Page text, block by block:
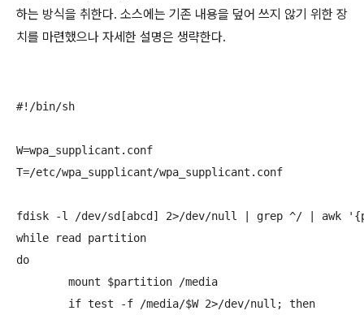
하는 방식을 취한다. 소스에는 기존 내용을 덮어 쓰지 않기 위한 장
치를 마련했으나 자세한 설명은 생략한다.
#!/bin/sh
W=wpa_supplicant.conf
T=/etc/wpa_supplicant/wpa_supplicant.conf
fdisk -l /dev/sd[abcd] 2>/dev/null | grep ^/ | awk
while read partition
do